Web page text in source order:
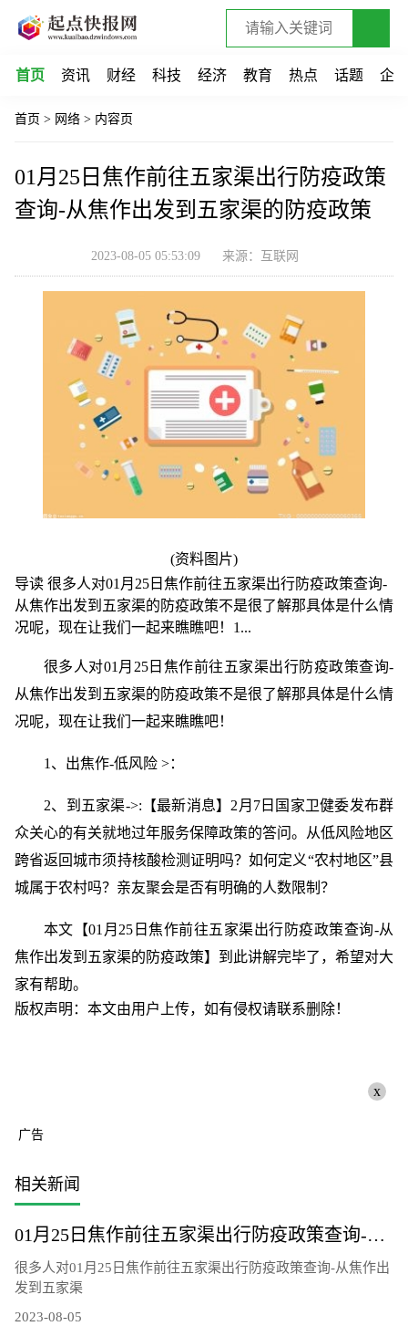
首页 资讯 财经 科技 经济 教育 热点 话题 企业
首页 > 网络 > 内容页
01月25日焦作前往五家渠出行防疫政策
查询-从焦作出发到五家渠的防疫政策
2023-08-05 05:53:09 来源：互联网
(资料图片)
导读 很多人对01月25日焦作前往五家渠出行防疫政策查询-
从焦作出发到五家渠的防疫政策不是很了解那具体是什么情
况呢，现在让我们一起来瞧瞧吧！1...
很多人对01月25日焦作前往五家渠出行防疫政策查询-
从焦作出发到五家渠的防疫政策不是很了解那具体是什么情
况呢，现在让我们一起来瞧瞧吧！
1、出焦作-低风险 >：
2、到五家渠->:【最新消息】2月7日国家卫健委发布群
众关心的有关就地过年服务保障政策的答问。从低风险地区
跨省返回城市须持核酸检测证明吗？如何定义“农村地区”县
城属于农村吗？亲友聚会是否有明确的人数限制？
本文【01月25日焦作前往五家渠出行防疫政策查询-从
焦作出发到五家渠的防疫政策】到此讲解完毕了，希望对大
家有帮助。
版权声明：本文由用户上传，如有侵权请联系删除！
x
广告
相关新闻
01月25日焦作前往五家渠出行防疫政策查询-从焦作出发到五家渠的防疫政策
很多人对01月25日焦作前往五家渠出行防疫政策查询-从焦作出
发到五家渠
2023-08-05